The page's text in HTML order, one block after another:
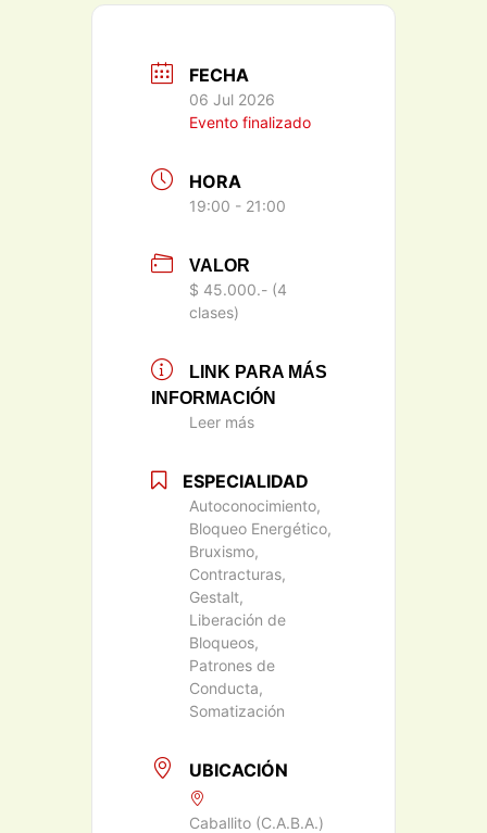
FECHA
06 Jul 2026
Evento finalizado
HORA
19:00 - 21:00
VALOR
$ 45.000.- (4
clases)
LINK PARA MÁS
INFORMACIÓN
Leer más
ESPECIALIDAD
Autoconocimiento,
Bloqueo Energético,
Bruxismo,
Contracturas,
Gestalt,
Liberación de
Bloqueos,
Patrones de
Conducta,
Somatización
UBICACIÓN
Caballito (C.A.B.A.)